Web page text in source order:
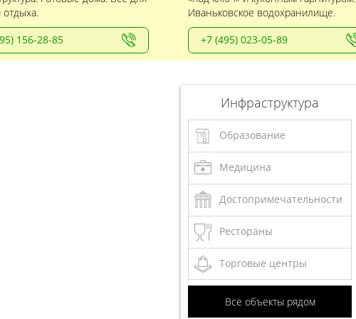
156-28-85
Иваньковское водохранилище.
+7 (495) 023-05-89
Инфраструктура
Образование
Медицина
Достопримечательности
Рестораны
Торговые центры
Все объекты рядом